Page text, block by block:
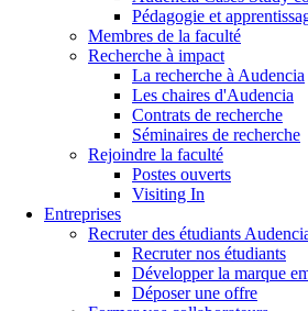
Pédagogie et
Membres de la faculté
Recherche à impact
La recherche à Audencia
Les chaires d'Audencia
Contrats de recherche
Séminaires de recherche
Rejoindre la faculté
Postes ouverts
Visiting In
Entreprises
Recruter des étudiants
Recruter nos étudiants
Développer la marque
Déposer une offre